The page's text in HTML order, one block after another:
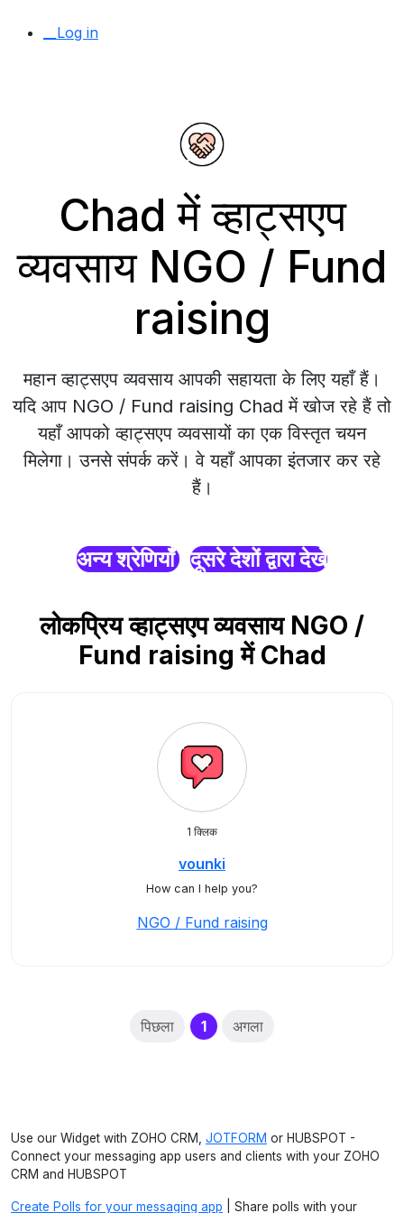
__Log in
Chad में व्हाट्सएप
व्यवसाय NGO / Fund
raising
महान व्हाट्सएप व्यवसाय आपकी सहायता के लिए यहाँ हैं।
यदि आप NGO / Fund raising Chad में खोज रहे हैं तो
यहाँ आपको व्हाट्सएप व्यवसायों का एक विस्तृत चयन
मिलेगा। उनसे संपर्क करें। वे यहाँ आपका इंतजार कर रहे
हैं।
अन्य श्रेणियाँ दूसरे देशों द्वारा देखें
लोकप्रिय व्हाट्सएप व्यवसाय NGO /
Fund raising में Chad
1 क्लिक
vounki
How can I help you?
NGO / Fund raising
पिछला 1(current)
अगला
Use our Widget with ZOHO CRM, JOTFORM or HUBSPOT -
Connect your messaging app users and clients with your ZOHO
CRM and HUBSPOT
Create Polls for your messaging app | Share polls with your